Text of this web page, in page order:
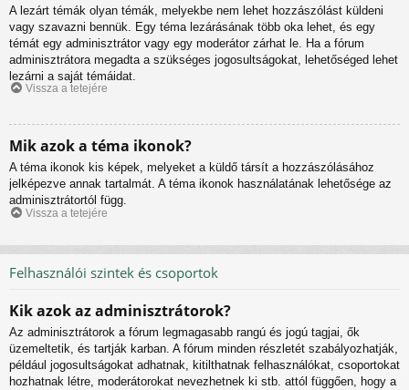
A lezárt témák olyan témák, melyekbe nem lehet hozzászólást küldeni
vagy szavazni bennük. Egy téma lezárásának több oka lehet, és egy
témát egy adminisztrátor vagy egy moderátor zárhat le. Ha a fórum
adminisztrátora megadta a szükséges jogosultságokat, lehetőséged lehet
lezárni a saját témáidat.
Vissza a tetejére
Mik azok a téma ikonok?
A téma ikonok kis képek, melyeket a küldő társít a hozzászólásához
jelképezve annak tartalmát. A téma ikonok használatának lehetősége az
adminisztrátortól függ.
Vissza a tetejére
Felhasználói szintek és csoportok
Kik azok az adminisztrátorok?
Az adminisztrátorok a fórum legmagasabb rangú és jogú tagjai, ők
üzemeltetik, és tartják karban. A fórum minden részletét szabályozhatják,
például jogosultságokat adhatnak, kitilthatnak felhasználókat, csoportokat
hozhatnak létre, moderátorokat nevezhetnek ki stb. attól függően, hogy a